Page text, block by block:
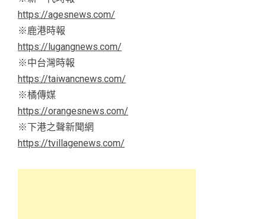
https://agesnews.com/
※鹿港時報
https://lugangnews.com/
※中台灣時報
https://taiwancnews.com/
※橘傳媒
https://orangesnews.com/
※下港之聲新聞網
https://tvillagenews.com/